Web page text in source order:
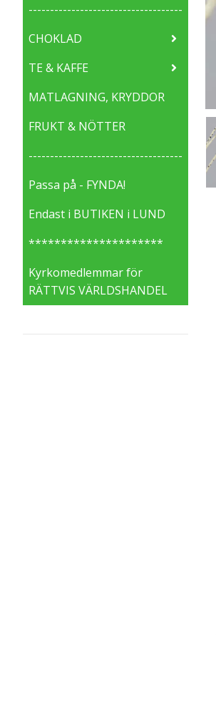
------------------------------------
CHOKLAD
TE & KAFFE
MATLAGNING, KRYDDOR
FRUKT & NÖTTER
------------------------------------
Passa på - FYNDA!
Endast i BUTIKEN i LUND
*********************
Kyrkomedlemmar för
RÄTTVIS VÄRLDSHANDEL